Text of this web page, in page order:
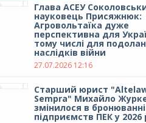
Глава АСЕУ
науковець Присяжнюк:
Агровольтаїка дуже
перспективна для
тому числі для
наслідків війни
27.07.2026 12:16
Cтарший юрист
Sempra" Михайло
змінилося в
підприємств ПЕК у 2026